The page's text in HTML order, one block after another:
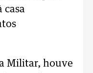
casa
Militar, houve